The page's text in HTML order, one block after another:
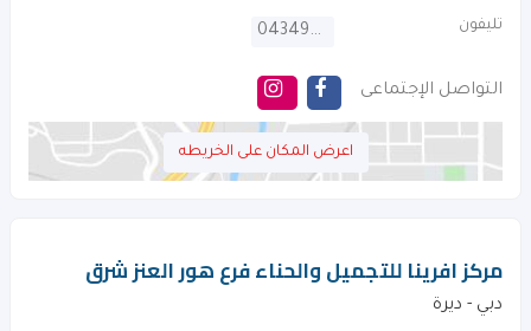
تليفون 043495252
التواصل الإجتماعى
اعرض المكان على الخريطه
مركز افرينا للتجميل والحناء فرع هور العنز شرق
دبي - ديرة